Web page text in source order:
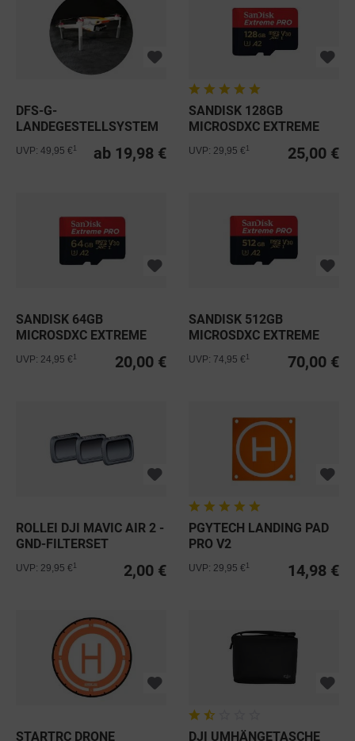
DFS-G-
LANDEGESTELLSYSTEM
ab 19,98 €
UVP: 49,95 €
SANDISK 128GB
MICROSDXC EXTREME
PRO C10 UHS-I...
25,00 €
UVP: 29,95 €
SANDISK 64GB
MICROSDXC EXTREME
PRO C10 V30 A2...
20,00 €
UVP: 24,95 €
SANDISK 512GB
MICROSDXC EXTREME
PRO C10 U3 V30...
70,00 €
UVP: 74,95 €
ROLLEI DJI MAVIC AIR 2 -
GND-FILTERSET
2,00 €
UVP: 29,95 €
PGYTECH LANDING PAD
PRO V2
14,98 €
UVP: 29,95 €
STARTRC DRONE
DJI UMHÄNGETASCHE